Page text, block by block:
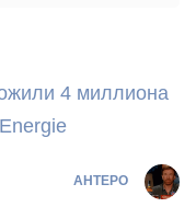
4 миллиона
AHTEPO